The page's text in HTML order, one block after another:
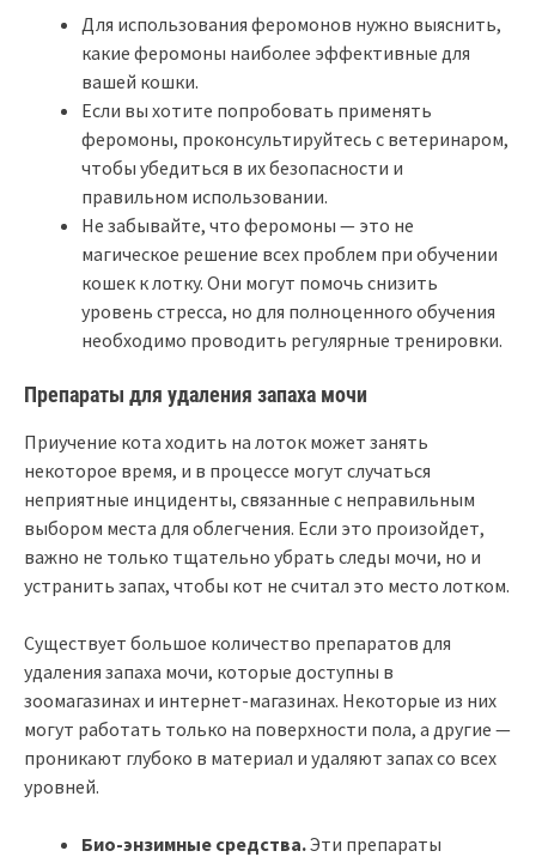
Для использования феромонов нужно выяснить,
какие феромоны наиболее эффективные для
вашей кошки.
Если вы хотите попробовать применять
феромоны, проконсультируйтесь с ветеринаром,
чтобы убедиться в их безопасности и
правильном использовании.
Не забывайте, что феромоны — это не
магическое решение всех проблем при обучении
кошек к лотку. Они могут помочь снизить
уровень стресса, но для полноценного обучения
необходимо проводить регулярные тренировки.
Препараты для удаления запаха мочи
Приучение кота ходить на лоток может занять
некоторое время, и в процессе могут случаться
неприятные инциденты, связанные с неправильным
выбором места для облегчения. Если это произойдет,
важно не только тщательно убрать следы мочи, но и
устранить запах, чтобы кот не считал это место лотком.
Существует большое количество препаратов для
удаления запаха мочи, которые доступны в
зоомагазинах и интернет-магазинах. Некоторые из них
могут работать только на поверхности пола, а другие —
проникают глубоко в материал и удаляют запах со всех
уровней.
Био-энзимные средства.Эти препараты